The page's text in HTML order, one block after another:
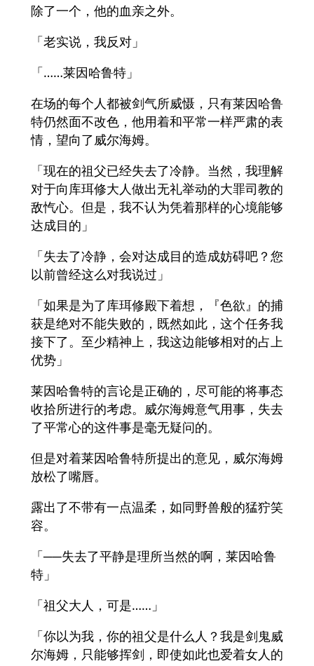
除了一个，他的血亲之外。
「老实说，我反对」
「……莱因哈鲁特」
在场的每个人都被剑气所威慑，只有莱因哈鲁
特仍然面不改色，他用着和平常一样严肃的表
情，望向了威尔海姆。
「现在的祖父已经失去了冷静。当然，我理解
对于向库珥修大人做出无礼举动的大罪司教的
敌忾心。但是，我不认为凭着那样的心境能够
达成目的」
「失去了冷静，会对达成目的造成妨碍吧？您
以前曾经这么对我说过」
「如果是为了库珥修殿下着想，『色欲』的捕
获是绝对不能失败的，既然如此，这个任务我
接下了。至少精神上，我这边能够相对的占上
优势」
莱因哈鲁特的言论是正确的，尽可能的将事态
收拾所进行的考虑。威尔海姆意气用事，失去
了平常心的这件事是毫无疑问的。
但是对着莱因哈鲁特所提出的意见，威尔海姆
放松了嘴唇。
露出了不带有一点温柔，如同野兽般的猛狞笑
容。
「──失去了平静是理所当然的啊，莱因哈鲁
特」
「祖父大人，可是……」
「你以为我，你的祖父是什么人？我是剑鬼威
尔海姆，只能够挥剑，即使如此也爱着女人的